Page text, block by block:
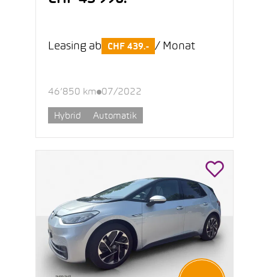
Leasing ab CHF 439.- / Monat
46’850 km 07/2022
Hybrid Automatik